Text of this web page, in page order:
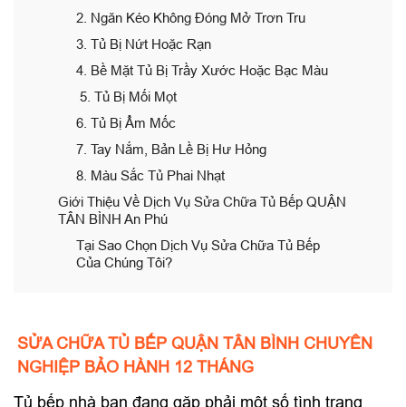
2. Ngăn Kéo Không Đóng Mở Trơn Tru
3. Tủ Bị Nứt Hoặc Rạn
4. Bề Mặt Tủ Bị Trầy Xước Hoặc Bạc Màu
5. Tủ Bị Mối Mọt
6. Tủ Bị Ẩm Mốc
7. Tay Nắm, Bản Lề Bị Hư Hỏng
8. Màu Sắc Tủ Phai Nhạt
Giới Thiệu Về Dịch Vụ Sửa Chữa Tủ Bếp QUẬN
TÂN BÌNH An Phú
Tại Sao Chọn Dịch Vụ Sửa Chữa Tủ Bếp
Của Chúng Tôi?
SỬA CHỮA TỦ BẾP QUẬN TÂN BÌNH CHUYÊN
NGHIỆP BẢO HÀNH 12 THÁNG
Tủ bếp nhà bạn đang gặp phải một số tình trạng